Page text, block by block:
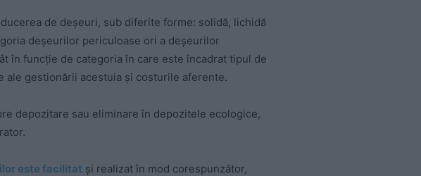
de deșeuri, sub diferite forme: solidă, lichidă
deșeurilor periculoase ori a deșeurilor
în funcție de categoria în care este încadrat tipul de
gestionării acestuia și costurile aferente.
depozitare sau eliminare în depozitele ecologice,
este facilitat și realizat în mod corespunzător,